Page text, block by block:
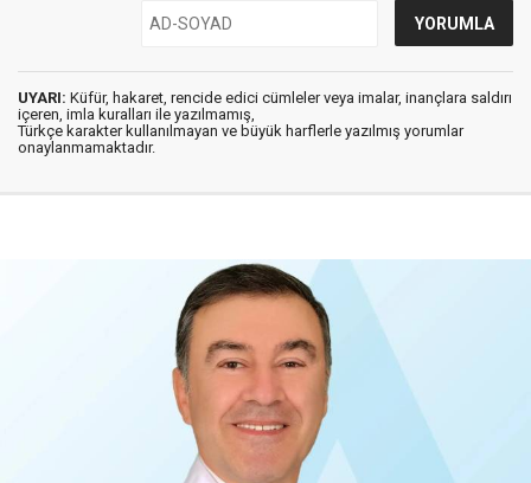
UYARI: Küfür, hakaret, rencide edici cümleler veya imalar, inançlara saldırı
içeren, imla kuralları ile yazılmamış,
Türkçe karakter kullanılmayan ve büyük harflerle yazılmış yorumlar
onaylanmamaktadır.